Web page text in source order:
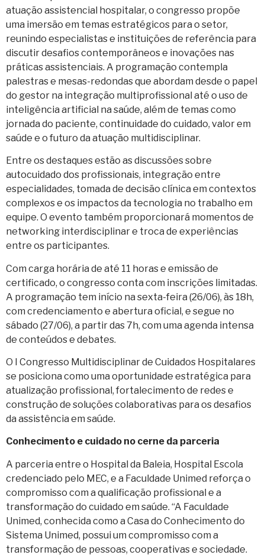
atuação assistencial hospitalar, o congresso propõe
uma imersão em temas estratégicos para o setor,
reunindo especialistas e instituições de referência para
discutir desafios contemporâneos e inovações nas
práticas assistenciais. A programação contempla
palestras e mesas-redondas que abordam desde o papel
do gestor na integração multiprofissional até o uso de
inteligência artificial na saúde, além de temas como
jornada do paciente, continuidade do cuidado, valor em
saúde e o futuro da atuação multidisciplinar.
Entre os destaques estão as discussões sobre
autocuidado dos profissionais, integração entre
especialidades, tomada de decisão clínica em contextos
complexos e os impactos da tecnologia no trabalho em
equipe. O evento também proporcionará momentos de
networking interdisciplinar e troca de experiências
entre os participantes.
Com carga horária de até 11 horas e emissão de
certificado, o congresso conta com inscrições limitadas.
A programação tem início na sexta-feira (26/06), às 18h,
com credenciamento e abertura oficial, e segue no
sábado (27/06), a partir das 7h, com uma agenda intensa
de conteúdos e debates.
O I Congresso Multidisciplinar de Cuidados Hospitalares
se posiciona como uma oportunidade estratégica para
atualização profissional, fortalecimento de redes e
construção de soluções colaborativas para os desafios
da assistência em saúde.
Conhecimento e cuidado no cerne da parceria
A parceria entre o Hospital da Baleia, Hospital Escola
credenciado pelo MEC, e a Faculdade Unimed reforça o
compromisso com a qualificação profissional e a
transformação do cuidado em saúde. “A Faculdade
Unimed, conhecida como a Casa do Conhecimento do
Sistema Unimed, possui um compromisso com a
transformação de pessoas, cooperativas e sociedade.